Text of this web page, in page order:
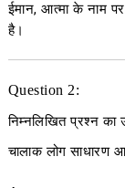
ईमान, आत्मा के नाम
है।
Question 2:
निम्नलिखित प्रश्न का
चालाक लोग साधारण